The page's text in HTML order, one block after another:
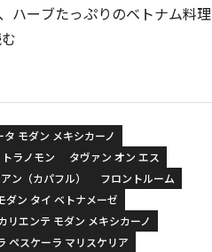
ハーブたっぷりのベトナム料理
モダン メキシカーノ
ラノモン
タヴァン オン エス
ン（カパフル）
フロントルーム
ダン タイ ベトナメーゼ
リエンテ モダン メキシカーノ
ペスケーラ マリスケリア